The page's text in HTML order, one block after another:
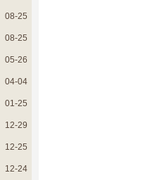
08-25
08-25
05-26
04-04
01-25
12-29
12-25
12-24